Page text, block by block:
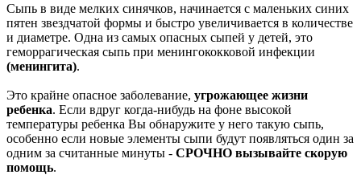
Сыпь в виде мелких синячков, начинается с маленьких синих
пятен звездчатой формы и быстро увеличивается в количестве
и диаметре. Одна из самых опасных сыпей у детей, это
геморрагическая сыпь при менингококковой инфекции
(менингита).
Это крайне опасное заболевание, угрожающее жизни
ребенка. Если вдруг когда-нибудь на фоне высокой
температуры ребенка Вы обнаружите у него такую сыпь,
особенно если новые элементы сыпи будут появляться один за
одним за считанные минуты - СРОЧНО вызывайте скорую
помощь.